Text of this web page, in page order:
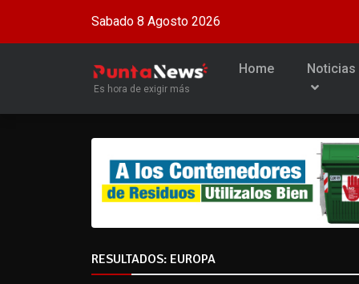
Sabado 8 Agosto 2026
Es hora de exigir más
Home Noticias
RESULTADOS: EUROPA